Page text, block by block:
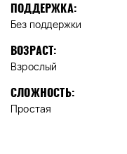
ПОДДЕРЖКА:
Без поддержки
ВОЗРАСТ:
Взрослый
СЛОЖНОСТЬ:
Простая